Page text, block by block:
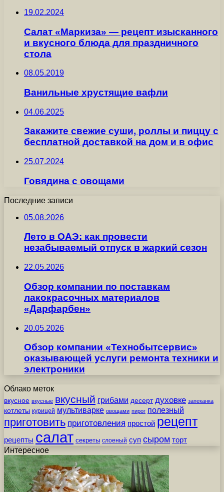
19.02.2024
Салат «Маркиза» — рецепт изысканного
и вкусного блюда для праздничного
стола
08.05.2019
Ванильные хрустящие вафли
04.06.2025
Закажите свежие суши, роллы и пиццу с
бесплатной доставкой на дом и в офис
25.07.2024
Говядина с овощами
Последние записи
05.08.2026
Лето в ОАЭ: как провести
незабываемый отпуск в жаркий сезон
22.05.2026
Обзор компании по поставкам
лакокрасочных материалов
«Дарфарбен»
20.05.2026
Обзор компании «Технобытсервис»
оказывающей услуги ремонта техники и
электроники
Облако меток
вкусное вкусные вкусный грибами десерт духовке запеканка
котлеты курицей мультиварке овощами пирог полезный
приготовить приготовления простой рецепт
рецепты салат секреты слоеный суп сыром торт
Интересное